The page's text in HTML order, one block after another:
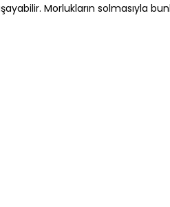
Morlukların solmasıyla